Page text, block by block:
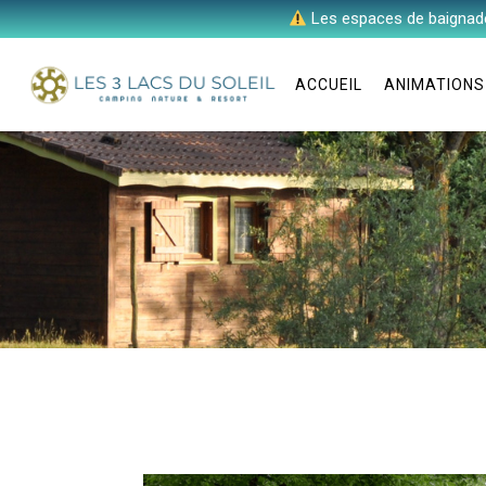
Les espaces de
ACCUEIL ANIMATIONS
BAIGNADE